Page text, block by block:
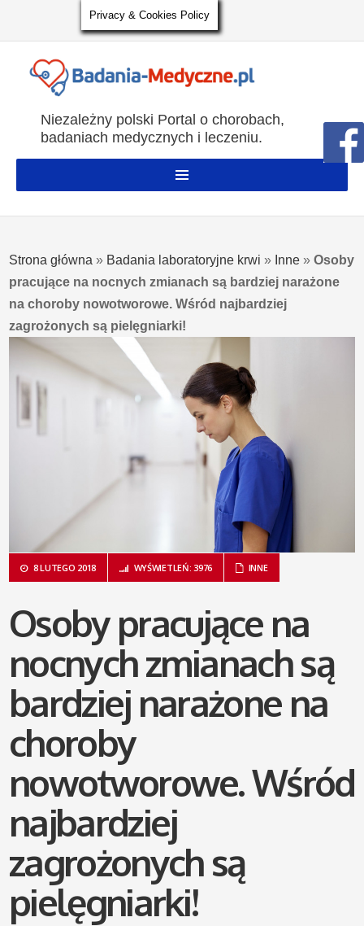
Niezależny polski Portal o chorobach,
badaniach medycznych i leczeniu.
Strona główna » Badania laboratoryjne krwi » Inne »Osoby
pracujące na nocnych zmianach są bardziej narażone
na choroby nowotworowe. Wśród najbardziej
zagrożonych są pielęgniarki!
8 LUTEGO 2018 WYŚWIETLEŃ: 3976 INNE
Osoby pracujące na
nocnych zmianach są
bardziej narażone na
choroby
nowotworowe. Wśród
najbardziej
zagrożonych są
pielęgniarki!
Privacy & Cookies Policy